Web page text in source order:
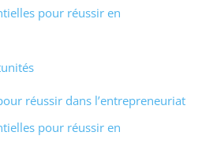
pour réussir en
réussir dans l’entrepreneuriat
pour réussir en